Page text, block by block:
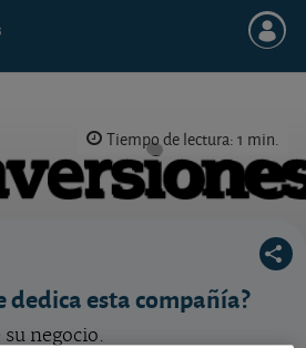
Tiempo de lectura: 1 min.
dedica esta compañía?
negocio.